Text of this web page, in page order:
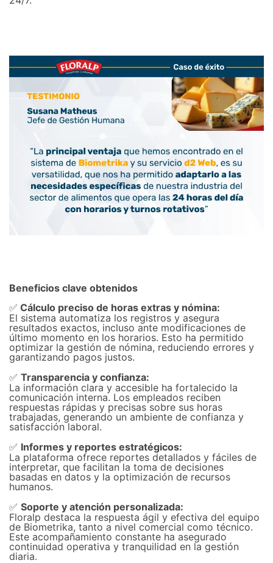
Beneficios clave obtenidos
✅ Cálculo preciso de horas extras y nómina:
El sistema automatiza los registros y asegura
resultados exactos, incluso ante modificaciones de
último momento en los horarios. Esto ha permitido
optimizar la gestión de nómina, reduciendo errores y
garantizando pagos justos.
✅ Transparencia y confianza:
La información clara y accesible ha fortalecido la
comunicación interna. Los empleados reciben
respuestas rápidas y precisas sobre sus horas
trabajadas, generando un ambiente de confianza y
satisfacción laboral.
✅ Informes y reportes estratégicos:
La plataforma ofrece reportes detallados y fáciles de
interpretar, que facilitan la toma de decisiones
basadas en datos y la optimización de recursos
humanos.
✅ Soporte y atención personalizada:
Floralp destaca la respuesta ágil y efectiva del equipo
de Biometrika, tanto a nivel comercial como técnico.
Este acompañamiento constante ha asegurado
continuidad operativa y tranquilidad en la gestión
diaria.